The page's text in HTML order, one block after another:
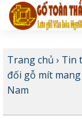
Bỏ
qua
Trang chủ › Tin
đối gỗ mít
Nam